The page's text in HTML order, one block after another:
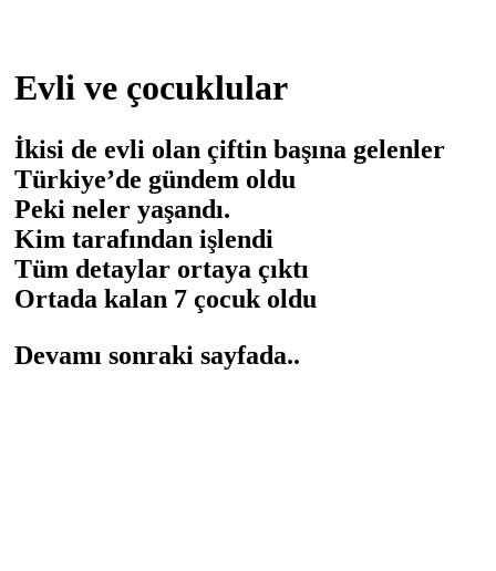
Evli ve çocuklular
İkisi de evli olan çiftin başına gelenler
Türkiye’de gündem oldu
Peki neler yaşandı.
Kim tarafından işlendi
Tüm detaylar ortaya çıktı
Ortada kalan 7 çocuk oldu
Devamı sonraki sayfada..